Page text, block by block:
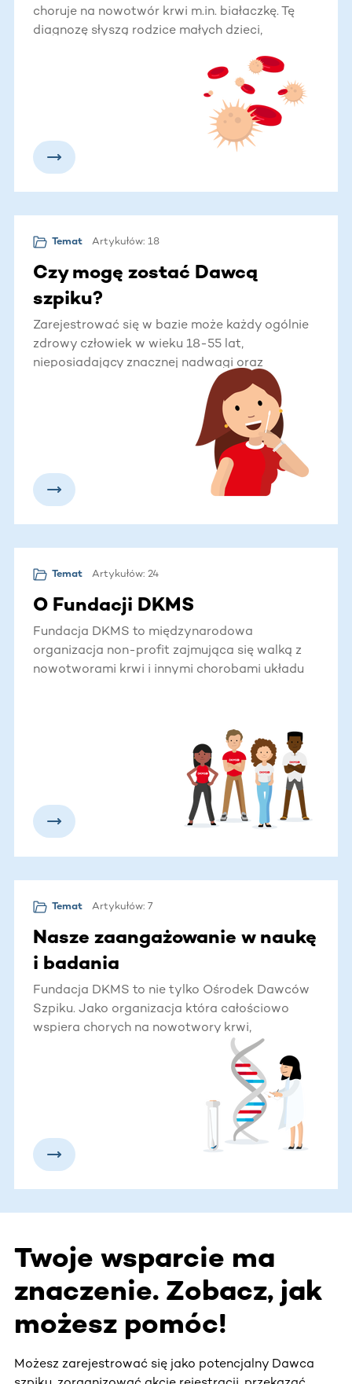
choruje na nowotwór krwi m.in. białaczkę. Tę
diagnozę słyszą rodzice małych dzieci,
może zachorować. Na szczęście każdy może
też pomóc. Dla wielu chorych jedyną szansą na
życie jest przeszczepienie szpiku lub komórek
macierzystych od niespokrewnionego Dawcy.
Dowiedz się więcej o nowotworach krwi.
Temat Artykułów: 18
Czy mogę zostać Dawcą
szpiku?
Zarejestrować się w bazie może każdy ogólnie
zdrowy człowiek w wieku 18-55 lat,
nieposiadający znacznej nadwagi oraz
świadomy swojego zobowiązania. Dawcą
faktycznym można zostać do 61. roku życia.
Zamów pakiet rejestracyjny, wypełnij formularz,
pobierz wymaz z wewnętrznej strony policzka i
odeślij całość do nas. Z przesłanej próbki
wykonywana jest typizacja antygenów
zgodności tkankowej. Wyniki wraz z danymi z
Temat Artykułów: 24
O Fundacji DKMS
Fundacja DKMS to międzynarodowa
organizacja non-profit zajmująca się walką z
nowotworami krwi i innymi chorobami układu
Temat Artykułów: 7
Nasze zaangażowanie w naukę
i badania
Fundacja DKMS to nie tylko Ośrodek Dawców
Szpiku. Jako organizacja która całościowo
wspiera chorych na nowotwory krwi,
angażujemy się również w naukę i wspieramy
badania naukowe w obszarze hematoonkologii.
Twoje wsparcie ma
znaczenie. Zobacz, jak
możesz pomóc!
Możesz zarejestrować się jako potencjalny Dawca